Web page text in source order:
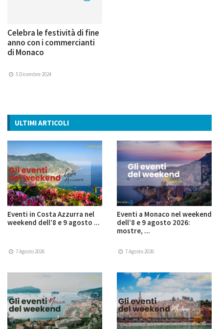
Celebra le festività di fine
anno con i commercianti
di Monaco
5 Dicembre 2024
ULTIMI ARTICOLI
Eventi in Costa Azzurra nel
weekend dell’8 e 9 agosto ...
7 Agosto 2026
Eventi a Monaco nel weekend
dell’8 e 9 agosto 2026:
mostre, ...
7 Agosto 2026